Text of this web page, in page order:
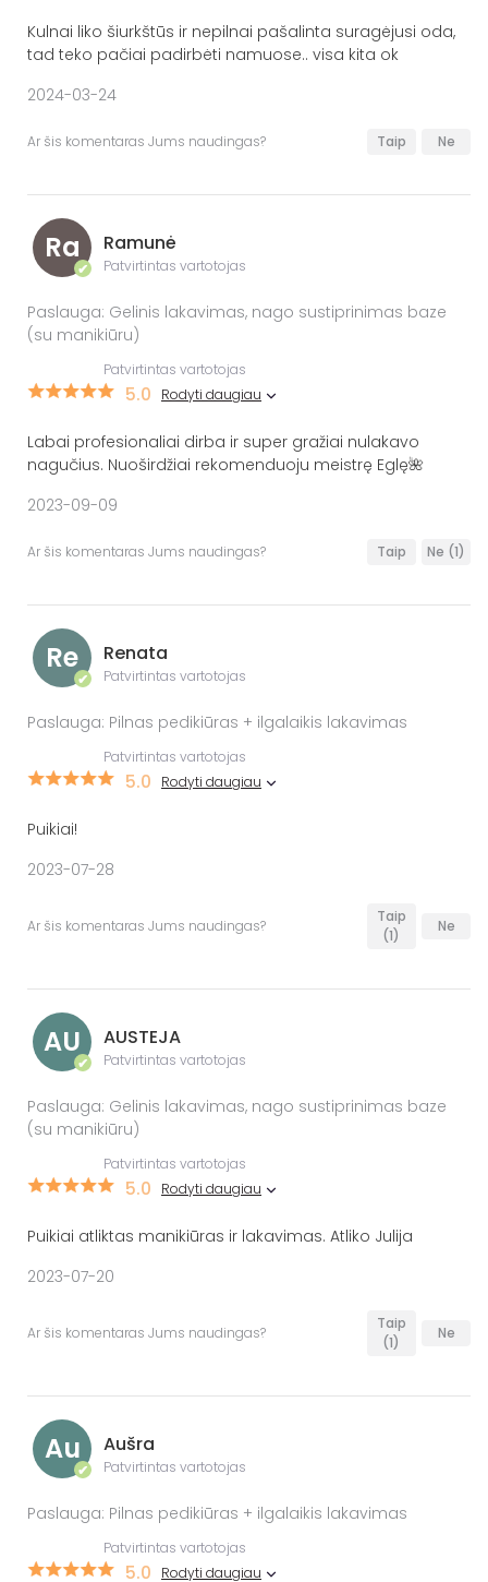
Kulnai liko šiurkštūs ir nepilnai pašalinta suragėjusi oda,
tad teko pačiai padirbėti namuose.. visa kita ok
2024-03-24
Ar šis komentaras Jums naudingas? Taip Ne
Ra
✔
Ramunė
Patvirtintas vartotojas
Paslauga: Gelinis lakavimas, nago sustiprinimas baze
(su manikiūru)
Patvirtintas vartotojas
5.0 Rodyti daugiau
Labai profesionaliai dirba ir super gražiai nulakavo
nagučius. Nuoširdžiai rekomenduoju meistrę Eglę🌺
2023-09-09
Ar šis komentaras Jums naudingas? Taip Ne (1)
Re
✔
Renata
Patvirtintas vartotojas
Paslauga: Pilnas pedikiūras + ilgalaikis lakavimas
Patvirtintas vartotojas
5.0 Rodyti daugiau
Puikiai!
2023-07-28
Ar šis komentaras Jums naudingas?
Taip
(1)
Ne
AU
✔
AUSTEJA
Patvirtintas vartotojas
Paslauga: Gelinis lakavimas, nago sustiprinimas baze
(su manikiūru)
Patvirtintas vartotojas
5.0 Rodyti daugiau
Puikiai atliktas manikiūras ir lakavimas. Atliko Julija
2023-07-20
Ar šis komentaras Jums naudingas?
Taip
(1)
Ne
Au
✔
Aušra
Patvirtintas vartotojas
Paslauga: Pilnas pedikiūras + ilgalaikis lakavimas
Patvirtintas vartotojas
5.0 Rodyti daugiau